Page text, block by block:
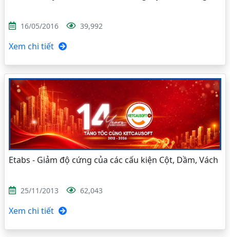
16/05/2016 39,992
Xem chi tiết
Etabs - Giảm độ cứng của các cấu kiện Cột, Dầm, Vách
25/11/2013 62,043
Xem chi tiết